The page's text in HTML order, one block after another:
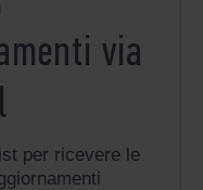
via
per ricevere le